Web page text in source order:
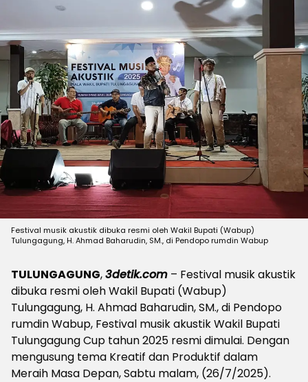
Festival musik akustik dibuka resmi oleh Wakil Bupati (Wabup)
Tulungagung, H. Ahmad Baharudin, SM., di Pendopo rumdin Wabup
TULUNGAGUNG,3detik.com – Festival musik akustik
dibuka resmi oleh Wakil Bupati (Wabup)
Tulungagung, H. Ahmad Baharudin, SM., di Pendopo
rumdin Wabup, Festival musik akustik Wakil Bupati
Tulungagung Cup tahun 2025 resmi dimulai. Dengan
mengusung tema Kreatif dan Produktif dalam
Meraih Masa Depan, Sabtu malam, (26/7/2025).